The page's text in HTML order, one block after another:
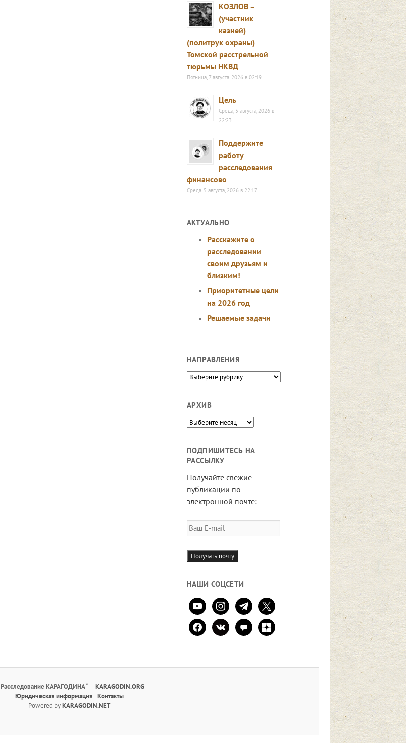
КОЗЛОВ –
(участник
казней)
(политрук охраны)
Томской расстрельной
тюрьмы НКВД
Пятница, 7 августа, 2026 в 02:19
Цель
Среда, 5 августа, 2026 в
22:23
Поддержите
работу
расследования
финансово
Среда, 5 августа, 2026 в 22:17
АКТУАЛЬНО
Расскажите о
расследовании
своим друзьям и
близким!
Приоритетные цели
на 2026 год
Решаемые задачи
НАПРАВЛЕНИЯ
Направления
АРХИВ
Архив
ПОДПИШИТЕСЬ НА
РАССЫЛКУ
Получайте свежие
публикации по
электронной почте:
Ваш
E-
mail
Получать почту
НАШИ СОЦСЕТИ
youtubeinstagramtelegram
x
facebookvkontaktecomment
zen-
yandex
Расследование КАРАГОДИНА® – KARAGODIN.ORG
Юридическая информация | Контакты
Powered byKARAGODIN.NET